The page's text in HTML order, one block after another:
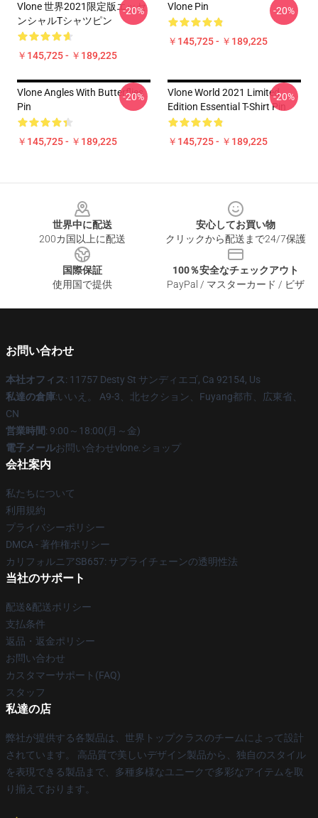
Vlone 世界2021限定版エッセ
ンシャルTシャツピン
￥145,725 - ￥189,225
-20% Vlone Pin
￥145,725 - ￥189,225
-20%
Vlone Angles With Butterflies
Pin
￥145,725 - ￥189,225
-20%
Vlone World 2021 Limited
Edition Essential T-Shirt Pin
￥145,725 - ￥189,225
-20%
世界中に配送
200カ国以上に配送
安心してお買い物
クリックから配送まで24/7保護
国際保証
使用国で提供
100％安全なチェックアウト
PayPal / マスターカード / ビザ
お問い合わせ
本社オフィス: 11757 Desty St サンディエゴ, Ca 92154, Us
私達の倉庫:いいえ。 A9-3、北セクション、Fuyang都市、広東省、
CN
営業時間: 9:00～18:00(月～金)
電子メールお問い合わせvlone.ショップ
会社案内
私たちについて
利用規約
プライバシーポリシー
DMCA - 著作権ポリシー
カリフォルニアSB657: サプライチェーンの透明性法
当社のサポート
配送&配送ポリシー
支払条件
返品・返金ポリシー
お問い合わせ
カスタマーサポート(FAQ)
スタッフ
私達の店
弊社が提供する各製品は、世界トップクラスのチームによって設計
されています。 高品質で美しいデザイン製品から、独自のスタイル
を表現できる製品まで、多種多様なユニークで多彩なアイテムを取
り揃えております。